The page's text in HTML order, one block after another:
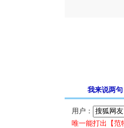
我来说两句
用户：
唯一能打出【范